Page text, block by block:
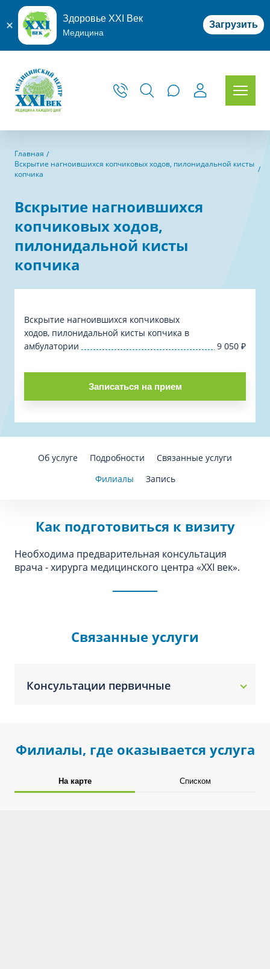
Здоровье XXI Век
Медицина
Загрузить
Главная
Вскрытие нагноившихся копчиковых ходов, пилонидальной кисты
копчика
Вскрытие нагноившихся
копчиковых ходов,
пилонидальной кисты
копчика
Вскрытие нагноившихся копчиковых
ходов, пилонидальной кисты копчика в
амбулатории
9 050 ₽
Записаться на прием
Об услуге Подробности
Связанные услуги
Филиалы
Запись
Как подготовиться к визиту
Необходима предварительная консультация
врача - хирурга медицинского центра «XXI век».
Связанные услуги
Консультации первичные
Филиалы, где оказывается услуга
На карте Списком